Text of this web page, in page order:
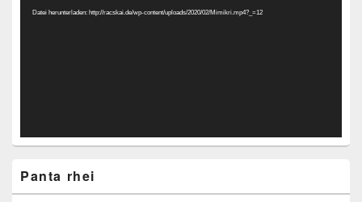
Datei herunterladen: http://racskai.de/wp-content/uploads/2020/02/Mimikri.mp4?_=12
Panta rhei